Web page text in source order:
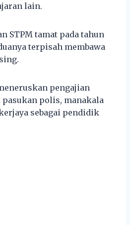
lain.
STPM tamat pada tahun
terpisah membawa
pengajian
polis, manakala
sebagai pendidik